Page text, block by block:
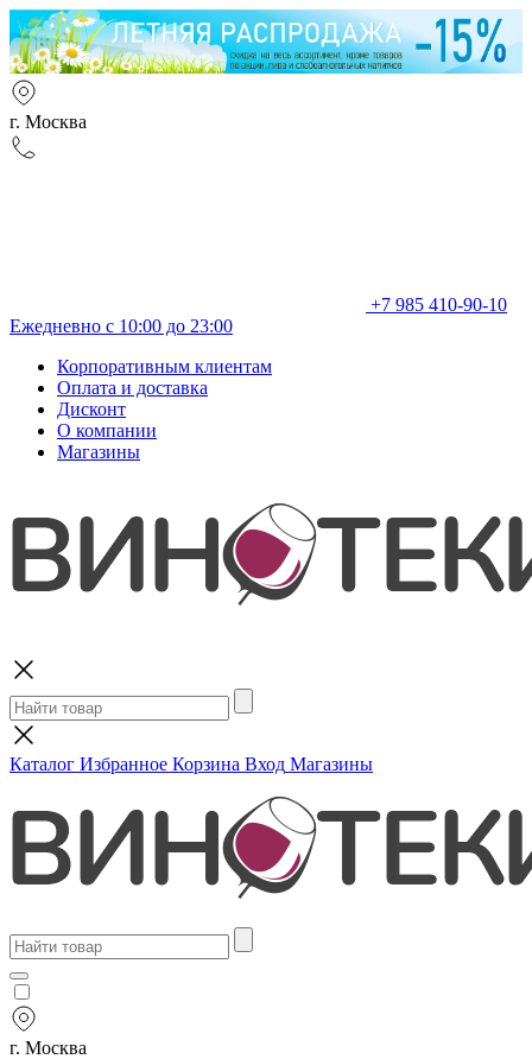
г. Москва
+7 985 410-90-10
Ежедневно с 10:00 до 23:00
Корпоративным клиентам
Оплата и доставка
Дисконт
О компании
Магазины
Каталог Избранное Корзина Вход Магазины
г. Москва